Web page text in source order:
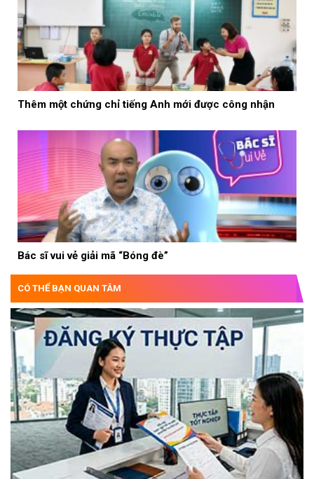
Thêm một chứng chỉ tiếng Anh mới được công nhận
Bác sĩ vui vẻ giải mã “Bóng đè”
CÓ THỂ BẠN QUAN TÂM